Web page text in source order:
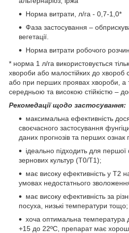
Норма витрати, л/га - 0,7-1,0*
Фаза застосування –
вегетації.
Норма витрати робочого
* норма 1 л/га використовується
хвороби або малостійких до хвороб
або при перших проявах хвороби, а
середньою та високою стійкістю –
Рекомедації щодо застосування:
максимальна ефективність
своєчасного застосування
даних прогнозів та перших
ідеально підходить для першої
зернових культур (Т0/Т1);
має високу ефективність у Т2
умовах недостатнього
має високу ефективність за
посуха, низькі температури тощо;
хоча оптимальна температура
+15 до 22ºС, препарат має